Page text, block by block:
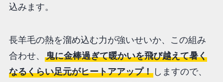
込みます。
長羊毛の熱を溜め込む力が強いせいか、この組み
合わせ、 鬼に金棒過ぎて暖かいを飛び越えて暑く
なるくらい足元がヒートアアップ！しますので、